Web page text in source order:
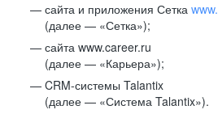
сайта и приложения Сетка
(далее — «Сетка»);
сайта www.career.ru
(далее — «Карьера»);
CRM-системы Talantix
(далее — «Система Talantix»).